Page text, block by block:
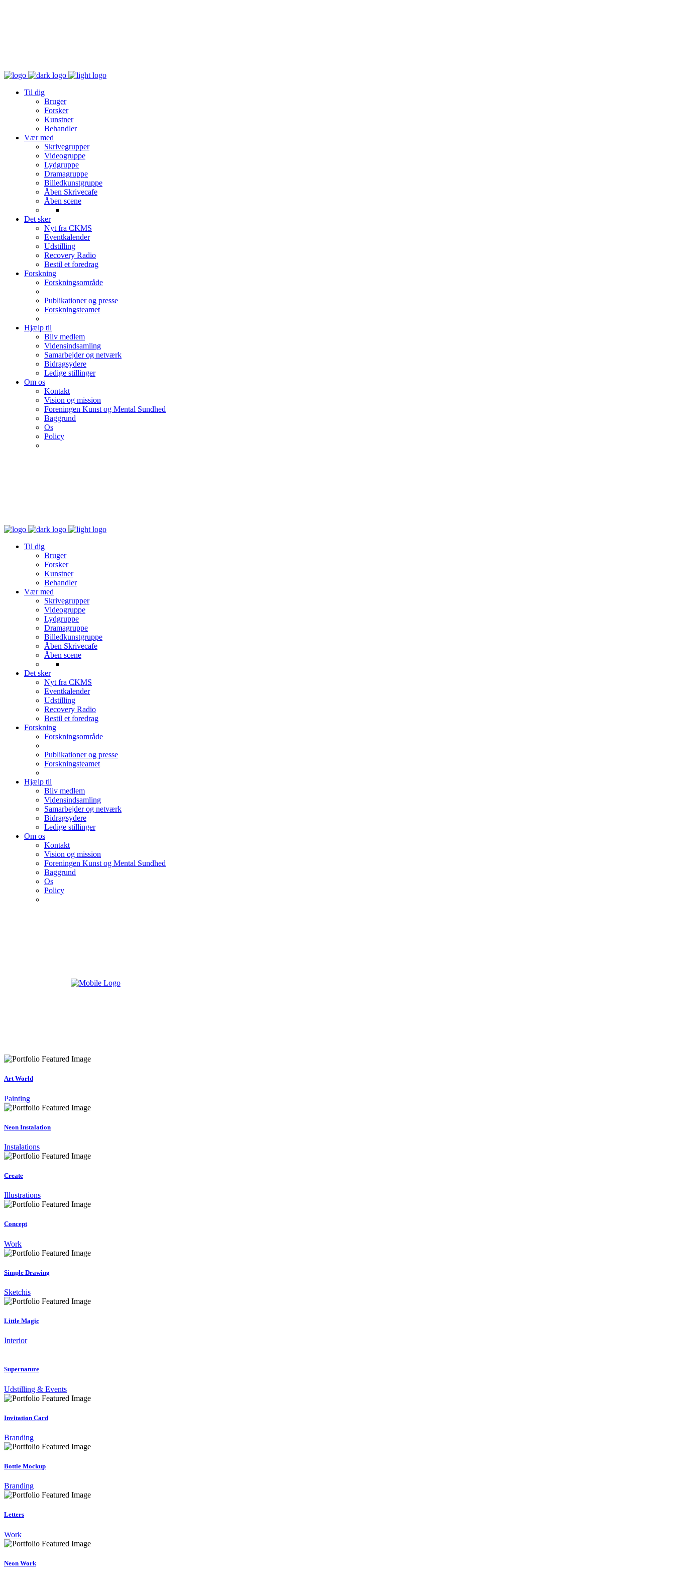
Til dig
Bruger
Forsker
Kunstner
Behandler
Vær med
Skrivegrupper
Videogruppe
Lydgruppe
Dramagruppe
Billedkunstgruppe
Åben Skrivecafe
Åben scene
Det sker
Nyt fra CKMS
Eventkalender
Udstilling
Recovery Radio
Bestil et foredrag
Forskning
Forskningsområde
Publikationer og presse
Forskningsteamet
Hjælp til
Bliv medlem
Vidensindsamling
Samarbejder og netværk
Bidragsydere
Ledige stillinger
Om os
Kontakt
Vision og mission
Foreningen Kunst og Mental Sundhed
Baggrund
Os
Policy
Til dig
Bruger
Forsker
Kunstner
Behandler
Vær med
Skrivegrupper
Videogruppe
Lydgruppe
Dramagruppe
Billedkunstgruppe
Åben Skrivecafe
Åben scene
Det sker
Nyt fra CKMS
Eventkalender
Udstilling
Recovery Radio
Bestil et foredrag
Forskning
Forskningsområde
Publikationer og presse
Forskningsteamet
Hjælp til
Bliv medlem
Vidensindsamling
Samarbejder og netværk
Bidragsydere
Ledige stillinger
Om os
Kontakt
Vision og mission
Foreningen Kunst og Mental Sundhed
Baggrund
Os
Policy
Art World
Painting
Neon Instalation
Instalations
Create
Illustrations
Concept
Work
Simple Drawing
Sketchis
Little Magic
Interior
Supernature
Udstilling & Events
Invitation Card
Branding
Bottle Mockup
Branding
Letters
Work
Neon Work